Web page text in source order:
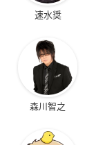
速水奨
森川智之